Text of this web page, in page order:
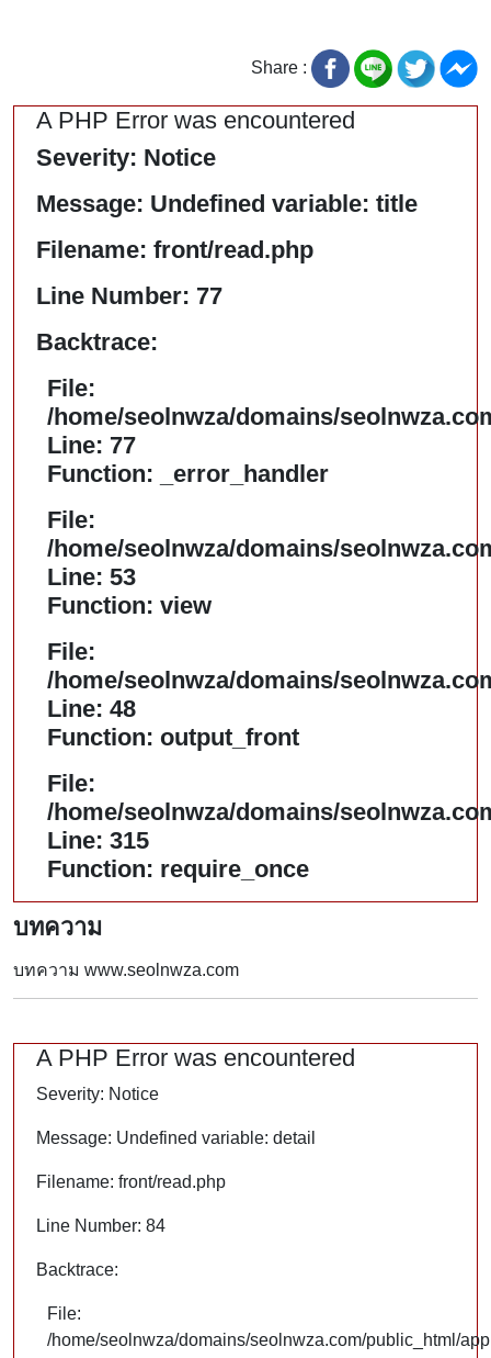
Share :
A PHP Error was encountered
Severity: Notice
Message: Undefined variable: title
Filename: front/read.php
Line Number: 77
Backtrace:
File:
/home/seolnwza/domains/
Line: 77
Function: _error_handler
File:
/home/seolnwza/domains/
Line: 53
Function: view
File:
/home/seolnwza/domains/
Line: 48
Function: output_front
File:
/home/seolnwza/domains/
Line: 315
Function: require_once
บทความ
บทความ www.seolnwza.com
A PHP Error was encountered
Severity: Notice
Message: Undefined variable: detail
Filename: front/read.php
Line Number: 84
Backtrace:
File:
/home/seolnwza/domains/seolnwza.com/public_html/